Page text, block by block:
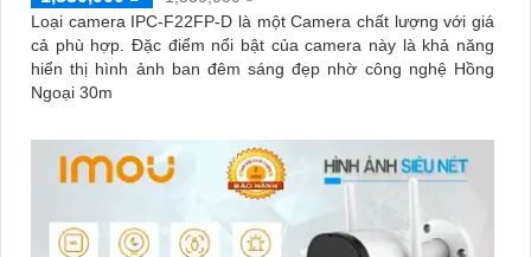
Loại camera IPC-F22FP-D là một Camera chất lượng với giá
cả phù hợp. Đặc điểm nổi bật của camera này là khả năng
hiển thị hình ảnh ban đêm sáng đẹp nhờ công nghệ Hồng
Ngoại 30m